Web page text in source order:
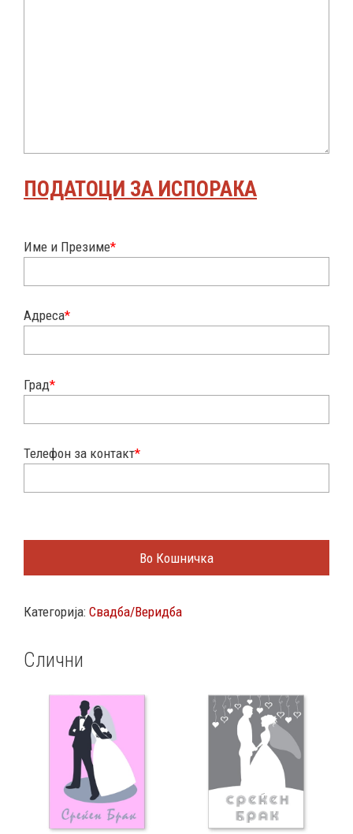
ПОДАТОЦИ ЗА ИСПОРАКА
Име и Презиме*
Адреса*
Град*
Телефон за контакт*
Во Кошничка
Категорија: Свадба/Веридба
Слични